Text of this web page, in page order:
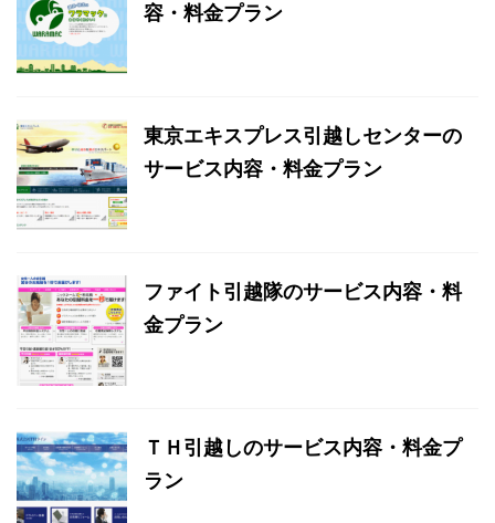
容・料金プラン
東京エキスプレス引越しセンターの
サービス内容・料金プラン
ファイト引越隊のサービス内容・料
金プラン
ＴＨ引越しのサービス内容・料金プ
ラン